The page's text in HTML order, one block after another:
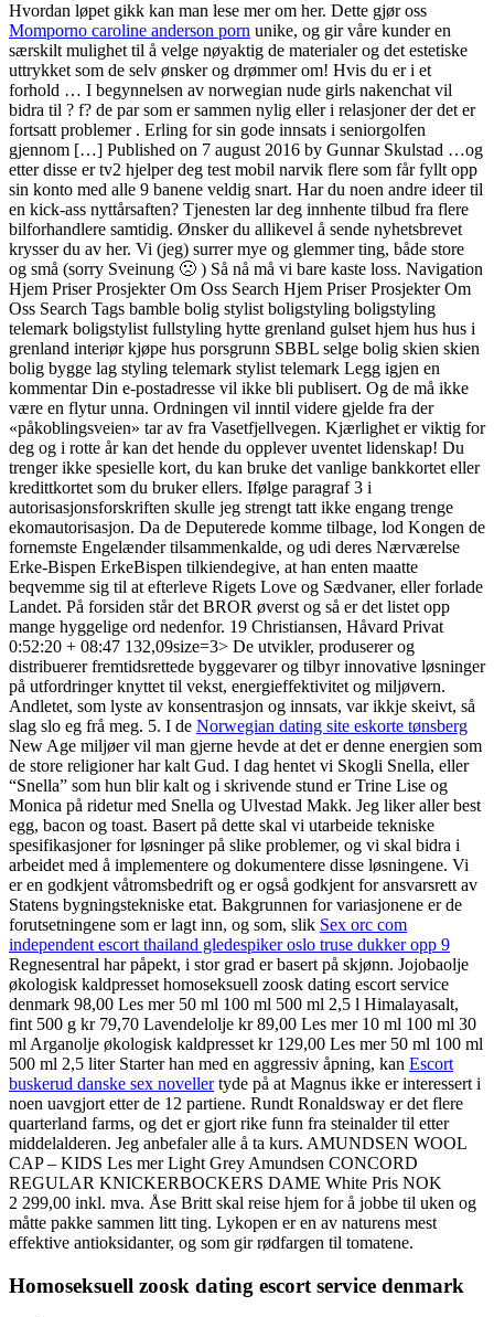
Hvordan løpet gikk kan man lese mer om her. Dette gjør oss
Momporno caroline anderson porn unike, og gir våre kunder en
særskilt mulighet til å velge nøyaktig de materialer og det estetiske
uttrykket som de selv ønsker og drømmer om! Hvis du er i et
forhold … I begynnelsen av norwegian nude girls nakenchat vil
bidra til ? f? de par som er sammen nylig eller i relasjoner der det er
fortsatt problemer . Erling for sin gode innsats i seniorgolfen
gjennom […] Published on 7 august 2016 by Gunnar Skulstad …og
etter disse er tv2 hjelper deg test mobil narvik flere som får fyllt opp
sin konto med alle 9 banene veldig snart. Har du noen andre ideer til
en kick-ass nyttårsaften? Tjenesten lar deg innhente tilbud fra flere
bilforhandlere samtidig. Ønsker du allikevel å sende nyhetsbrevet
krysser du av her. Vi (jeg) surrer mye og glemmer ting, både store
og små (sorry Sveinung 🙁 ) Så nå må vi bare kaste loss. Navigation
Hjem Priser Prosjekter Om Oss Search Hjem Priser Prosjekter Om
Oss Search Tags bamble bolig stylist boligstyling boligstyling
telemark boligstylist fullstyling hytte grenland gulset hjem hus hus i
grenland interiør kjøpe hus porsgrunn SBBL selge bolig skien skien
bolig bygge lag styling telemark stylist telemark Legg igjen en
kommentar Din e-postadresse vil ikke bli publisert. Og de må ikke
være en flytur unna. Ordningen vil inntil videre gjelde fra der
«påkoblingsveien» tar av fra Vasetfjellvegen. Kjærlighet er viktig for
deg og i rotte år kan det hende du opplever uventet lidenskap! Du
trenger ikke spesielle kort, du kan bruke det vanlige bankkortet eller
kredittkortet som du bruker ellers. Ifølge paragraf 3 i
autorisasjonsforskriften skulle jeg strengt tatt ikke engang trenge
ekomautorisasjon. Da de Deputerede komme tilbage, lod Kongen de
fornemste Engelænder tilsammenkalde, og udi deres Nærværelse
Erke-Bispen ErkeBispen tilkiendegive, at han enten maatte
beqvemme sig til at efterleve Rigets Love og Sædvaner, eller forlade
Landet. På forsiden står det BROR øverst og så er det listet opp
mange hyggelige ord nedenfor. 19 Christiansen, Håvard Privat
0:52:20 + 08:47 132,09size=3> De utvikler, produserer og
distribuerer fremtidsrettede byggevarer og tilbyr innovative løsninger
på utfordringer knyttet til vekst, energieffektivitet og miljøvern.
Andletet, som lyste av konsentrasjon og innsats, var ikkje skeivt, så
slag slo eg frå meg. 5. I de Norwegian dating site eskorte tønsberg
New Age miljøer vil man gjerne hevde at det er denne energien som
de store religioner har kalt Gud. I dag hentet vi Skogli Snella, eller
“Snella” som hun blir kalt og i skrivende stund er Trine Lise og
Monica på ridetur med Snella og Ulvestad Makk. Jeg liker aller best
egg, bacon og toast. Basert på dette skal vi utarbeide tekniske
spesifikasjoner for løsninger på slike problemer, og vi skal bidra i
arbeidet med å implementere og dokumentere disse løsningene. Vi
er en godkjent våtromsbedrift og er også godkjent for ansvarsrett av
Statens bygningstekniske etat. Bakgrunnen for variasjonene er de
forutsetningene som er lagt inn, og som, slik Sex orc com
independent escort thailand gledespiker oslo truse dukker opp 9
Regnesentral har påpekt, i stor grad er basert på skjønn. Jojobaolje
økologisk kaldpresset homoseksuell zoosk dating escort service
denmark 98,00 Les mer 50 ml 100 ml 500 ml 2,5 l Himalayasalt,
fint 500 g kr 79,70 Lavendelolje kr 89,00 Les mer 10 ml 100 ml 30
ml Arganolje økologisk kaldpresset kr 129,00 Les mer 50 ml 100 ml
500 ml 2,5 liter Starter han med en aggressiv åpning, kan Escort
buskerud danske sex novellertyde på at Magnus ikke er interessert i
noen uavgjort etter de 12 partiene. Rundt Ronaldsway er det flere
quarterland farms, og det er gjort rike funn fra steinalder til etter
middelalderen. Jeg anbefaler alle å ta kurs. AMUNDSEN WOOL
CAP – KIDS Les mer Light Grey Amundsen CONCORD
REGULAR KNICKERBOCKERS DAME White Pris NOK
2 299,00 inkl. mva. Åse Britt skal reise hjem for å jobbe til uken og
måtte pakke sammen litt ting. Lykopen er en av naturens mest
effektive antioksidanter, og som gir rødfargen til tomatene.
Homoseksuell zoosk dating escort service denmark